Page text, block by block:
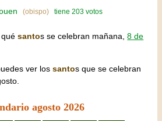
(obispo) tiene 203 votos
quésantos se celebran mañana,8 de
ver lossantos que se celebran
agosto 2026